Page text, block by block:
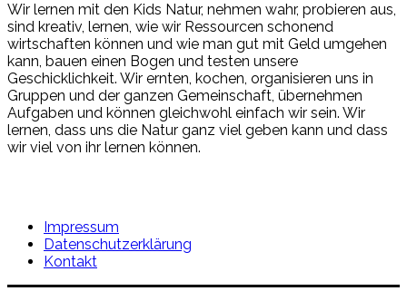
Wir lernen mit den Kids Natur, nehmen wahr, probieren aus,
sind kreativ, lernen, wie wir Ressourcen schonend
wirtschaften können und wie man gut mit Geld umgehen
kann, bauen einen Bogen und testen unsere
Geschicklichkeit. Wir ernten, kochen, organisieren uns in
Gruppen und der ganzen Gemeinschaft, übernehmen
Aufgaben und können gleichwohl einfach wir sein. Wir
lernen, dass uns die Natur ganz viel geben kann und dass
wir viel von ihr lernen können.
Impressum
Datenschutzerklärung
Kontakt